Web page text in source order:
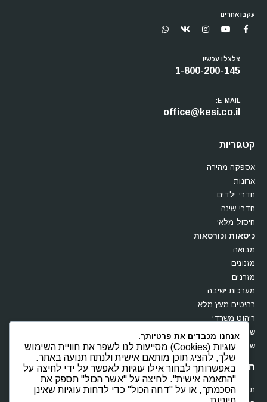
עקבו אחרינו
צלצלו עכשיו:
1-800-200-145
E-MAIL:
office@kesi.co.il
קטגוריות
אספקה מהירה
ארונות
חדרי ילדים
חדרי שינה
חיסול מלאי
כיסאות וכורסאות
מבואה
מזנונים
מזרנים
מערכות ישיבה
רהיטים מעץ מלא
ריהוט משרדי
שולחנות
שידות וקומודות
חנות
תקנון
אנחנו מכבדים את פרטיותך.
עוגיות (Cookies) מסייעות לנו לשפר את חוויית השימוש
שלך, להציג תוכן מותאם אישית ולנתח תנועה באתר.
באפשרותך לבחור אילו עוגיות לאפשר על ידי לחיצה על
"התאמה אישית". לחיצה על "אשר הכול" תספק את
הסכמתך, או על "דחה הכול" כדי לדחות עוגיות שאינן